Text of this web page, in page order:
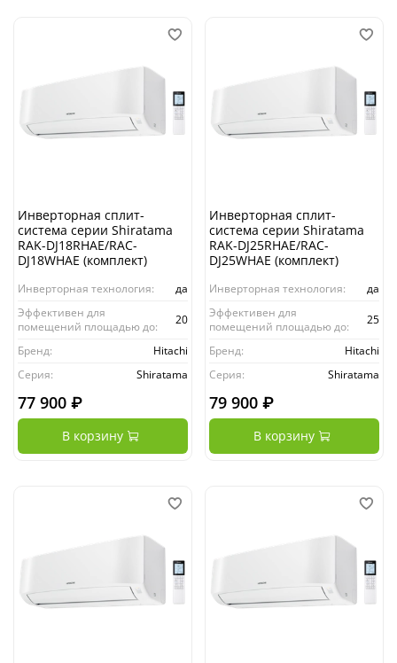
Инверторная сплит-
система серии Shiratama
RAK-DJ18RHAE/RAC-
DJ18WHAE (комплект)
Инверторная технология:
да
Эффективен для
помещений площадью до:
20
Бренд:
Hitachi
Серия:
Shiratama
77 900 ₽
В корзину
Инверторная сплит-
система серии Shiratama
RAK-DJ25RHAE/RAC-
DJ25WHAE (комплект)
Инверторная технология:
да
Эффективен для
помещений площадью до:
25
Бренд:
Hitachi
Серия:
Shiratama
79 900 ₽
В корзину